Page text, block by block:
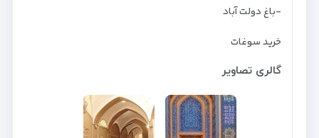
-باغ دولت آباد
خرید سوغات
گالری تصاویر